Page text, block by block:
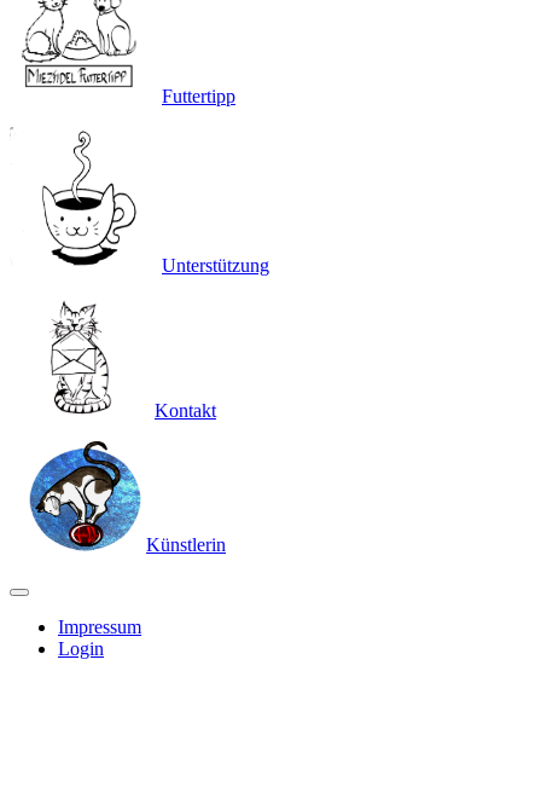
Futtertipp
Unterstützung
Kontakt
Künstlerin
Impressum
Login